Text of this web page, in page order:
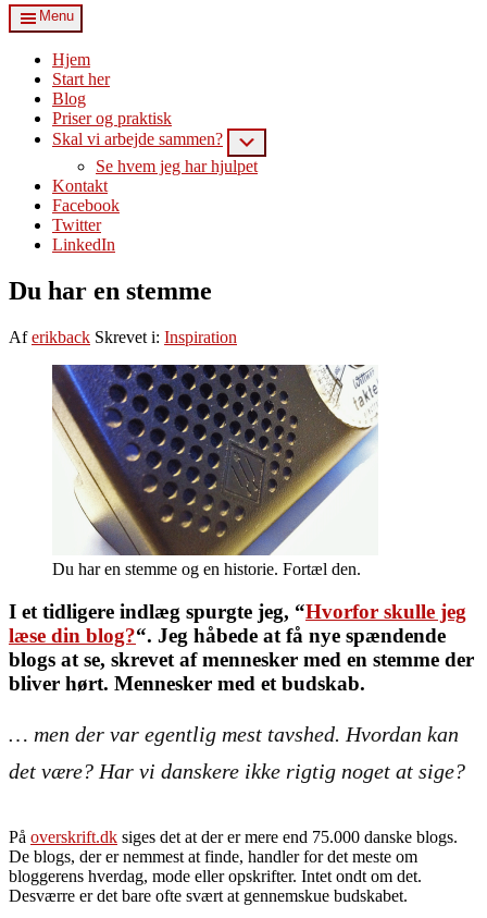
Menu
Hjem
Start her
Blog
Priser og praktisk
Skal vi arbejde sammen?
Se hvem jeg har hjulpet
Kontakt
Facebook
Twitter
LinkedIn
Du har en stemme
Aferikback Skrevet i: Inspiration
Du har en stemme og en historie. Fortæl den.
I et tidligere indlæg spurgte jeg, “Hvorfor skulle jeg
læse din blog?“. Jeg håbede at få nye spændende
blogs at se, skrevet af mennesker med en stemme der
bliver hørt. Mennesker med et budskab.
… men der var egentlig mest tavshed. Hvordan kan
det være? Har vi danskere ikke rigtig noget at sige?
På overskrift.dk siges det at der er mere end 75.000 danske blogs.
De blogs, der er nemmest at finde, handler for det meste om
bloggerens hverdag, mode eller opskrifter. Intet ondt om det.
Desværre er det bare ofte svært at gennemskue budskabet.